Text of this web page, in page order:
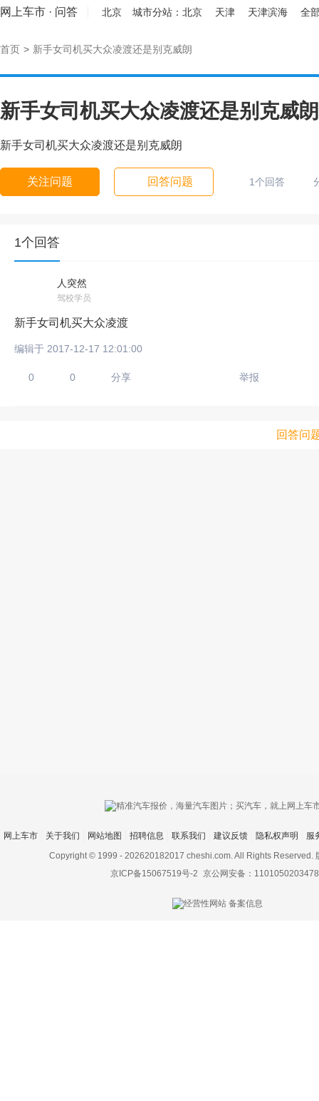
网上车市 · 问答 北京 城市分站： 北京 天津 天津滨海 全
首页 > 新手女司机买大众凌渡还是别克威朗
新手女司机买大众凌渡还是别克威朗
新手女司机买大众凌渡还是别克威朗
关注问题 回答问题 1个回答
1个回答
人突然
驾校学员
新手女司机买大众凌渡
编辑于 2017-12-17 12:01:00
0 0 分享 举报
回答问
上传图片最多
网上车市 关于我们 网站地图 招聘信息 联系我们 建议反馈 隐私权声明
服
Copyright © 1999 - 202620182017 cheshi.com. All Rights Reserved.
京ICP备15067519号-2 京公网安备：